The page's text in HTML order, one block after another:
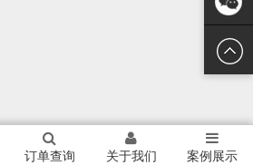
订单查询 关于我们 案例展示
添加微